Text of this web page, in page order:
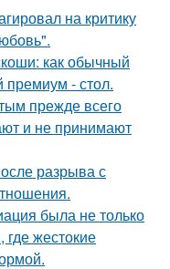
на критику
как обычный
премиум - стол.
прежде всего
и не принимают
разрыва с
была не только
жестокие